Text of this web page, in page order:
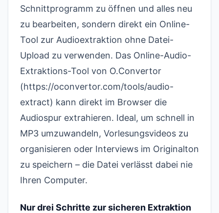
Schnittprogramm zu öffnen und alles neu
zu bearbeiten, sondern direkt ein Online-
Tool zur Audioextraktion ohne Datei-
Upload zu verwenden. Das Online-Audio-
Extraktions-Tool von O.Convertor
(https://oconvertor.com/tools/audio-
extract) kann direkt im Browser die
Audiospur extrahieren. Ideal, um schnell in
MP3 umzuwandeln, Vorlesungsvideos zu
organisieren oder Interviews im Originalton
zu speichern – die Datei verlässt dabei nie
Ihren Computer.
Nur drei Schritte zur sicheren Extraktion